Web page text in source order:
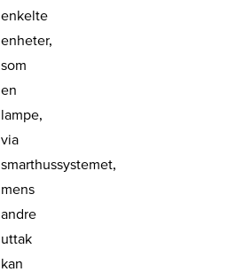
enkelte
enheter,
som
en
lampe,
via
smarthussystemet,
mens
andre
uttak
kan